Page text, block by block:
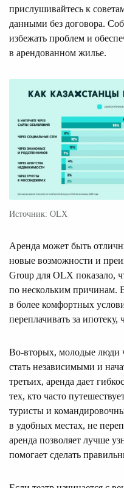
прислушивайтесь к
данными без договора.
избежать проблем и
в арендованном жилье.
Источник: OLX
Аренда может быть
новые возможности и
Group для OLX показало,
по нескольким причинам.
в более комфортных
переплачивать за
Во-вторых, молодые люди
стать независимыми и
третьих, аренда дает
тех, кто часто
туристы и
в удобных местах, не
аренда позволяет лучше
помогает сделать